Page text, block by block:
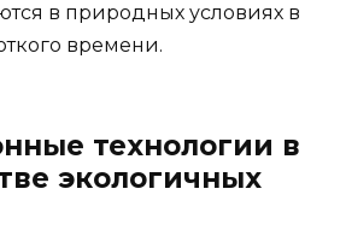
в природных условиях в
времени.
технологии в
экологичных